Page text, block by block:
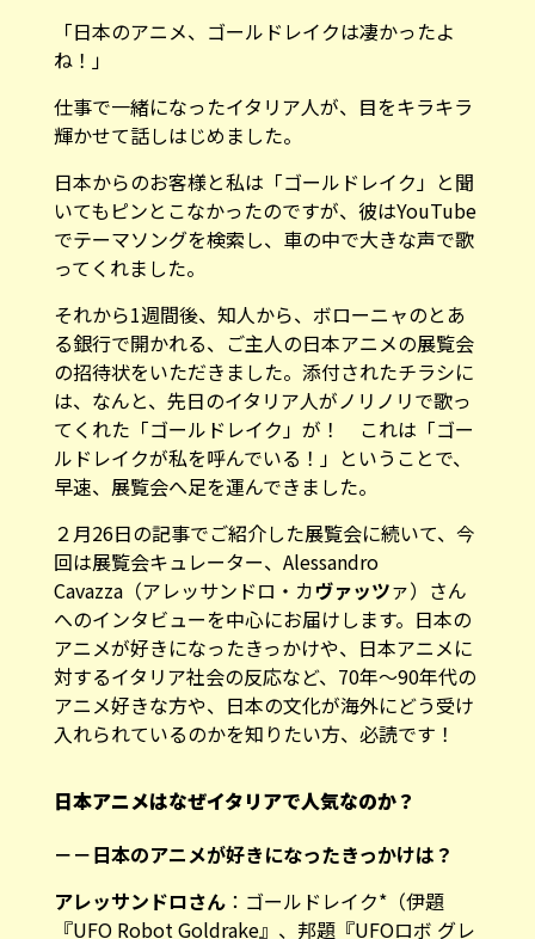
「日本のアニメ、ゴールドレイクは凄かったよ
ね！」
仕事で一緒になったイタリア人が、目をキラキラ
輝かせて話しはじめました。
日本からのお客様と私は「ゴールドレイク」と聞
いてもピンとこなかったのですが、彼はYouTube
でテーマソングを検索し、車の中で大きな声で歌
ってくれました。
それから1週間後、知人から、ボローニャのとあ
る銀行で開かれる、ご主人の日本アニメの展覧会
の招待状をいただきました。添付されたチラシに
は、なんと、先日のイタリア人がノリノリで歌っ
てくれた「ゴールドレイク」が！ これは「ゴー
ルドレイクが私を呼んでいる！」ということで、
早速、展覧会へ足を運んできました。
２月26日の記事でご紹介した展覧会に続いて、今
回は展覧会キュレーター、Alessandro
Cavazza（アレッサンドロ・カヴァッツァ）さん
へのインタビューを中心にお届けします。日本の
アニメが好きになったきっかけや、日本アニメに
対するイタリア社会の反応など、70年〜90年代の
アニメ好きな方や、日本の文化が海外にどう受け
入れられているのかを知りたい方、必読です！
日本アニメはなぜイタリアで人気なのか？
－－日本のアニメが好きになったきっかけは？
アレッサンドロさん：ゴールドレイク*（伊題
『UFO Robot Goldrake』、邦題『UFOロボ グレ